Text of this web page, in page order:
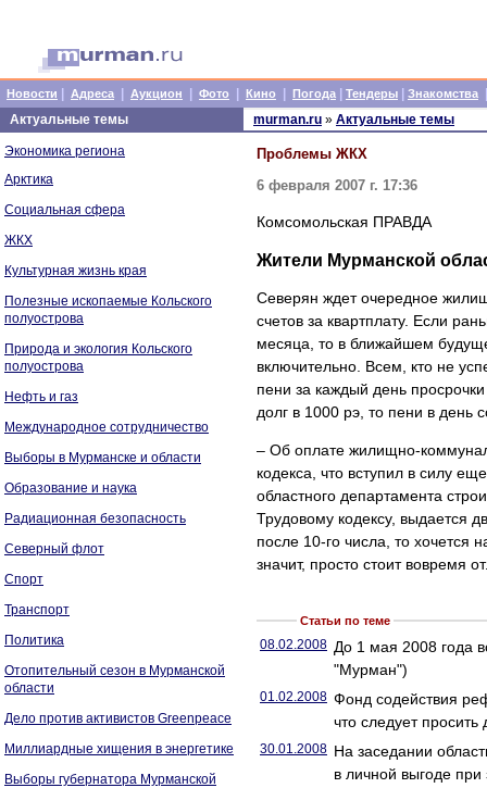
Новости Адреса Аукцион Фото Кино Погода Тендеры Знакомства
Актуальные темы
Экономика региона
Арктика
Социальная сфера
ЖКХ
Культурная жизнь края
Полезные ископаемые Кольского
полуострова
Природа и экология Кольского
полуострова
Нефть и газ
Международное сотрудничество
Выборы в Мурманске и области
Образование и наука
Радиационная безопасность
Северный флот
Спорт
Транспорт
Политика
Отопительный сезон в Мурманской
области
Дело против активистов Greenpeace
Миллиардные хищения в энергетике
Выборы губернатора Мурманской
murman.ru » Актуальные темы
Проблемы ЖКХ
6 февраля 2007 г. 17:36
Комсомольская ПРАВДА
Жители Мурманской
Северян ждет очередное
счетов за квартплату. Если
месяца, то в ближайшем
включительно. Всем, кто не
пени за каждый день
долг в 1000 рэ, то пени в день
– Об оплате жилищно-
кодекса, что вступил в силу
областного департамента
Трудовому кодексу, выдается
после 10-го числа, то
значит, просто стоит вовремя
Статьи по теме
08.02.2008 До 1 мая 2008 года
"Мурман")
01.02.2008 Фонд содействия
что следует
30.01.2008 На заседании
в личной выгоде